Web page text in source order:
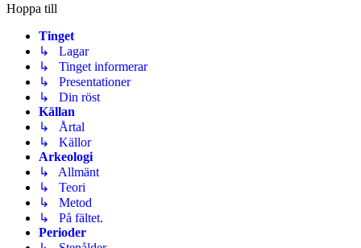
Hoppa till
Tinget
↳ Lagar
↳ Tinget informerar
↳ Presentationer
↳ Din röst
Källan
↳ Årtal
↳ Källor
Arkeologi
↳ Allmänt
↳ Teori
↳ Metod
↳ På fältet.
Perioder